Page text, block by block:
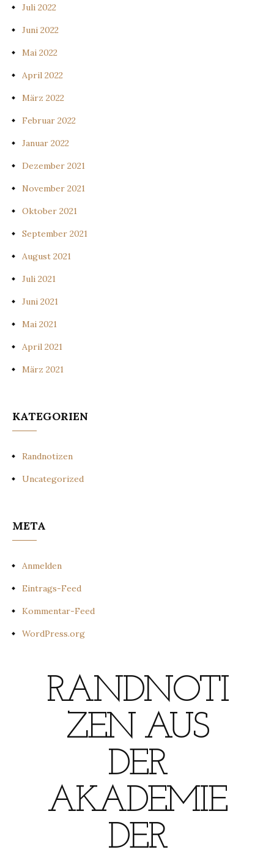
Juli 2022
Juni 2022
Mai 2022
April 2022
März 2022
Februar 2022
Januar 2022
Dezember 2021
November 2021
Oktober 2021
September 2021
August 2021
Juli 2021
Juni 2021
Mai 2021
April 2021
März 2021
KATEGORIEN
Randnotizen
Uncategorized
META
Anmelden
Eintrags-Feed
Kommentar-Feed
WordPress.org
RANDNOTI
ZEN AUS
DER
AKADEMIE
DER